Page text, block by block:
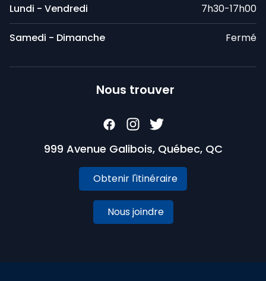
Lundi - Vendredi 7h30-17h00
Samedi - Dimanche Fermé
Nous trouver
999 Avenue Galibois, Québec, QC
Obtenir l'itinéraire
Nous joindre